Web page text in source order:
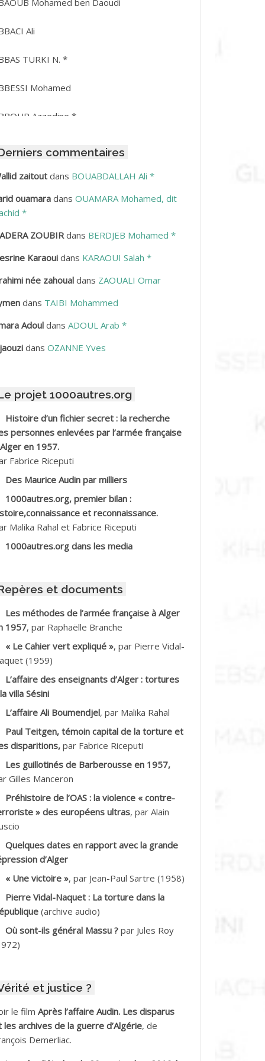
Ali
TURKI N. *
Mohamed
Azzedine *
Amar
Hamid
Mohamed
Lakhdar
Haciba
Mohamed Hamoud*
Mohamed *
Ahmed
Mohamed ben Kaddour
Kouider
Ahmed dit le Coiffeur
Mohamed
Salah
M.*
Ali
Tahar
Ramdane *
Baghdad*
Boualem*
Rachid
Omar
Vve AIT SAADA
Mohamed Akli
commentaires
zaitoutdans BOUABDALLAH Ali *
ouamaradans OUAMARA Mohamed, dit
*
ZOUBIRdans BERDJEB Mohamed *
Karaouidans KARAOUI Salah *
née zahoualdans ZAOUALI Omar
dans TAIBI Mohammed
Adouldans ADOUL Arab *
dans OZANNE Yves
projet 1000autres.org
Histoire d’un fichier secret : la recherche
personnes enlevées par l’armée française
en 1957.
Fabrice Riceputi
Des Maurice Audin par milliers
1000autres.org, premier bilan :
et reconnaissance.
Malika Rahal et Fabrice Riceputi
1000autres.org dans les media
et documents
Les méthodes de l’armée française à Alger
1957, par Raphaëlle Branche
« Le Cahier vert expliqué », par Pierre Vidal-
(1959)
L’affaire des enseignants d’Alger : tortures
villa Sésini
L’affaire Ali Boumendjel, par Malika Rahal
Paul Teitgen, témoin capital de la torture et
disparitions, par Fabrice Riceputi
Les guillotinés de Barberousse en 1957,
Gilles Manceron
Préhistoire de l’OAS : la violence « contre-
» des européens ultras, par Alain
Quelques dates en rapport avec la grande
d’Alger
« Une victoire », par Jean-Paul Sartre (1958)
Pierre Vidal-Naquet : La torture dans la
(archive audio)
Où sont-ils général Massu ? par Jules Roy
et justice ?
le film Après l’affaire Audin. Les disparus
les archives de la guerre d’Algérie, de
Demerliac.